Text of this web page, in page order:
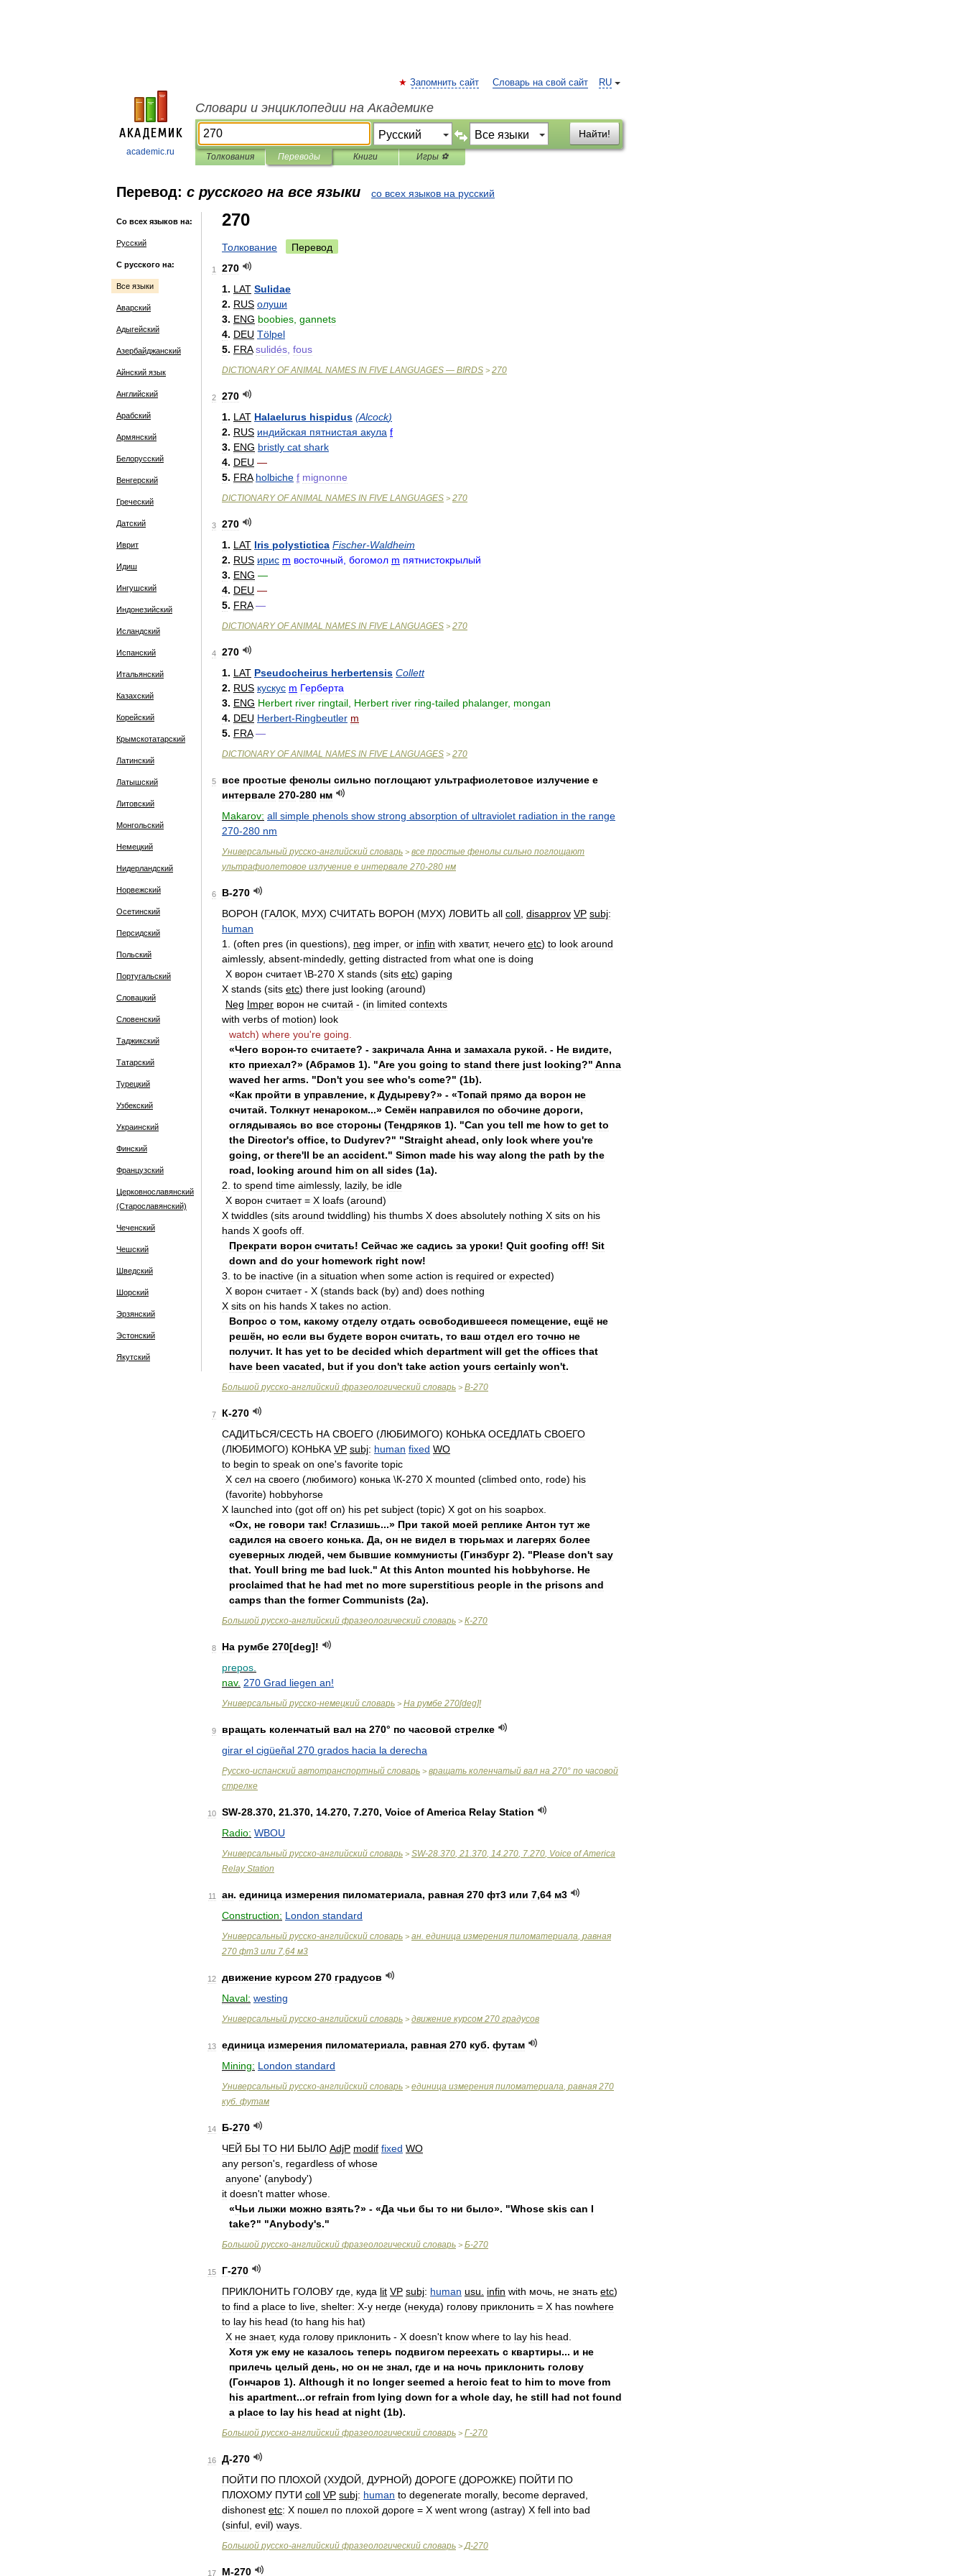
academic.ru
RU
Запомнить сайт Словарь на свой сайт
Словари и энциклопедии на Академике
Найти!
Толкования Переводы Книги Игры ⚽
Перевод: с русского на все языки со всех языков на русский
Со всех языков на:
Русский
С русского на:
Все языки
Аварский
Адыгейский
Азербайджанский
Айнский язык
Английский
Арабский
Армянский
Белорусский
Венгерский
Греческий
Датский
Иврит
Идиш
Ингушский
Индонезийский
Исландский
Испанский
Итальянский
Казахский
Корейский
Крымскотатарский
Латинский
Латышский
Литовский
Монгольский
Немецкий
Нидерландский
Норвежский
Осетинский
Персидский
Польский
Португальский
Словацкий
Словенский
Таджикский
Татарский
Турецкий
Узбекский
Украинский
Финский
Французский
Церковнославянский
(Старославянский)
Чеченский
Чешский
Шведский
Шорский
Эрзянский
Эстонский
Якутский
270
Толкование Перевод
1
270
1. LAT Sulidae
2. RUS олуши
3. ENG boobies gannets
4. DEU Tölpel
5. FRA sulidés fous
DICTIONARY OF ANIMAL NAMES IN FIVE LANGUAGES — BIRDS > 270
2
270
1. LAT Halaelurus hispidus (Alcock)
2. RUS индийская пятнистая акула f
3. ENG bristly cat shark
4. DEU —
5. FRA holbiche f mignonne
DICTIONARY OF ANIMAL NAMES IN FIVE LANGUAGES > 270
3
270
1. LAT Iris polystictica Fischer-Waldheim
2. RUS ирис m восточный богомол m пятнистокрылый
3. ENG —
4. DEU —
5. FRA —
DICTIONARY OF ANIMAL NAMES IN FIVE LANGUAGES > 270
4
270
1. LAT Pseudocheirus herbertensis Collett
2. RUS кускус m Герберта
3. ENG Herbert river ringtail Herbert river ring-tailed phalanger, mongan
4. DEU Herbert-Ringbeutler m
5. FRA —
DICTIONARY OF ANIMAL NAMES IN FIVE LANGUAGES > 270
5 все простые фенолы сильно поглощают ультрафиолетовое излучение e
интервале 270-280 нм
Makarov: all simple phenols show strong absorption of ultraviolet radiation in the range
270-280 nm
Универсальный русско-английский словарь > все простые фенолы сильно поглощают
ультрафиолетовое излучение e интервале 270-280 нм
6 В-270
ВОРОН (ГАЛОК МУХ) СЧИТАТЬ ВОРОН (МУХ) ЛОВИТЬ all coll disapprov VP subj:
human
1
. (often pres (in questions), neg imper, or infin with хватит, нечего etc) to look around
aimlessly, absent-mindedly, getting distracted from what one is doing
X ворон считает\В-270 X stands (sits etc) gaping
X stands (sits etc) there just looking (around)
Neg Imper ворон не считай - (in limited contexts
with verbs of motion) look
watch) where you're going
«Чего ворон-то считаете? - закричала Анна и замахала рукой. - Не видите,
кто приехал?» (Абрамов 1). "Are you going to stand there just looking?" Anna
waved her arms. "Don't you see who's come?" (1b).
«Как пройти в управление, к Дудыреву?» - «Топай прямо да ворон не
считай. Толкнут ненароком...» Семён направился по обочине дороги,
оглядываясь во все стороны (Тендряков 1). "Can you tell me how to get to
the Director's office, to Dudyrev?" "Straight ahead, only look where you're
going, or there'll be an accident." Simon made his way along the path by the
road, looking around him on all sides (1a).
2 to spend time aimlessly, lazily, be idle
X ворон считает= X loafs (around)
X twiddles (sits around twiddling) his thumbs X does absolutely nothing X sits on his
hands X goofs off
Прекрати ворон считать! Сейчас же садись за уроки! Quit goofing off! Sit
down and do your homework right now!
3 to be inactive (in a situation when some action is required or expected)
X ворон считает- X (stands back (by) and) does nothing
X sits on his hands X takes no action
Вопрос о том, какому отделу отдать освободившееся помещение, ещё не
решён, но если вы будете ворон считать, то ваш отдел его точно не
получит. It has yet to be decided which department will get the offices that
have been vacated, but if you don't take action yours certainly won't.
Большой русско-английский фразеологический словарь > В-270
7 К-270
САДИТЬСЯ/СЕСТЬ НА СВОЕГО (ЛЮБИМОГО) КОНЬКА ОСЕДЛАТЬ СВОЕГО
(ЛЮБИМОГО) КОНЬКА VP subj: human fixed WO
to begin to speak on one's favorite topic
X сел на своего (любимого) конька \К-270 X mounted (climbed onto rode) his
(favorite) hobbyhorse
X launched into (got off on) his pet subject (topic) X got on his soapbox
«Ох, не говори так! Сглазишь...» При такой моей реплике Антон тут же
садился на своего конька. Да, он не видел в тюрьмах и лагерях более
суеверных людей, чем бывшие коммунисты (Гинзбург 2). "Please don't say
that. Youll bring me bad luck." At thisAnton mounted his hobbyhorse. He
proclaimed that he had met no more superstitious people in the prisons and
camps than the former Communists (2a).
Большой русско-английский фразеологический словарь > К-270
8 На румбе 270[deg]!
prepos
nav. 270 Grad liegen an!
Универсальный русско-немецкий словарь > На румбе 270[deg]!
9 вращать коленчатый вал на 270° по часовой стрелке
girar el cigüeñal 270 grados hacia la derecha
Русско-испанский автотранспортный словарь > вращать коленчатый вал на 270° по часовой
стрелке
10 SW-28.370, 21.370, 14.270, 7.270, Voice ofAmerica Relay Station
Radio: WBOU
Универсальный русско-английский словарь > SW-28.370, 21.370, 14.270, 7.270, Voice of America
Relay Station
11 ан. единица измерения пиломатериала, равная 270 фт3 или 7,64 м3
Construction: London standard
Универсальный русско-английский словарь > ан. единица измерения пиломатериала, равная
270 фт3 или 7,64 м3
12 движение курсом 270 градусов
Naval: westing
Универсальный русско-английский словарь > движение курсом 270 градусов
13 единица измерения пиломатериала, равная 270 куб. футам
Mining: London standard
Универсальный русско-английский словарь > единица измерения пиломатериала, равная 270
куб. футам
14 Б-270
ЧЕЙ БЫ TO НИ БЫЛО AdjP modif fixed WO
any person's regardless of whose
anyone' (anybody')
it doesn't matter whose
«Чьи лыжи можно взять?» - «Да чьи бы то ни было». "Whose skis can I
take?" "Anybody's."
Большой русско-английский фразеологический словарь > Б-270
15 Г-270
ПРИКЛОНИТЬ ГОЛОВУ где куда lit VP subj: human usu infin with мочь не знать etc)
to find a place to live shelter: X-y негде (некуда) голову приклонить = X has nowhere
to lay his head (to hang his hat)
X не знает, куда голову приклонить - X doesn't know where to lay his head
Хотя уж ему не казалось теперь подвигом переехать с квартиры... и не
прилечь целый день, но он не знал, где и на ночь приклонить голову
(Гончаров 1). Although it no longer seemed a heroic feat to him to move from
his apartment...or refrain from lying down for a whole day, he still had not found
a place to lay his head at night (1b).
Большой русско-английский фразеологический словарь > Г-270
16 Д-270
ПОЙТИ ПО ПЛОХОЙ (ХУДОЙ ДУРНОЙ) ДОРОГЕ (ДОРОЖКЕ) ПОЙТИ ПО
ПЛОХОМУ ПУТИ coll VP subj: human to degenerate morally, become depraved
dishonest etc: X пошел по плохой дороге = X went wrong (astray) X fell into bad
(sinful evil) ways
Большой русско-английский фразеологический словарь > Д-270
17 М-270